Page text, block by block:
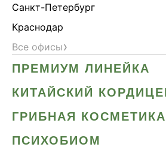
Санкт-Петербург
Краснодар
Все офисы›
ПРЕМИУМ ЛИНЕЙКА
КИТАЙСКИЙ
ГРИБНАЯ КОСМЕТИКА
ПСИХОБИОМ